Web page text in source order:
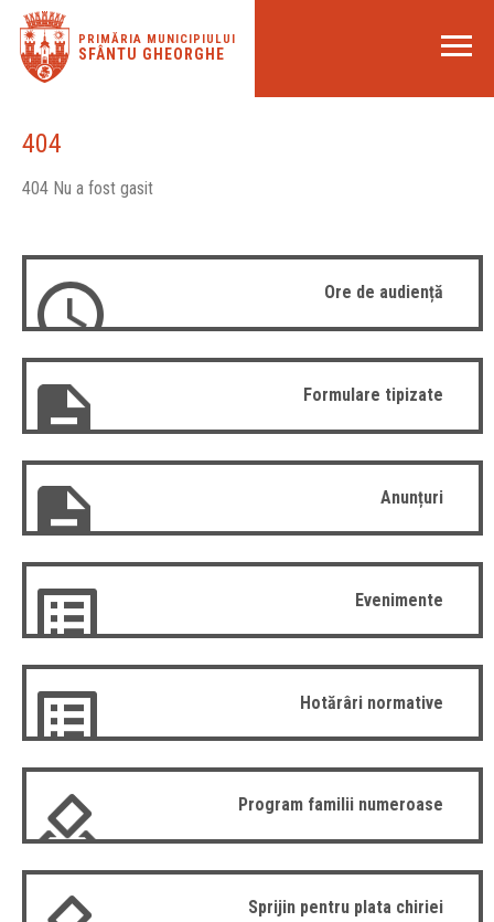
PRIMĂRIA MUNICIPIULUI
SFÂNTU GHEORGHE
404
404 Nu a fost gasit
Ore de audiență
Formulare tipizate
Anunțuri
Evenimente
Hotărâri normative
Program familii numeroase
Sprijin pentru plata chiriei